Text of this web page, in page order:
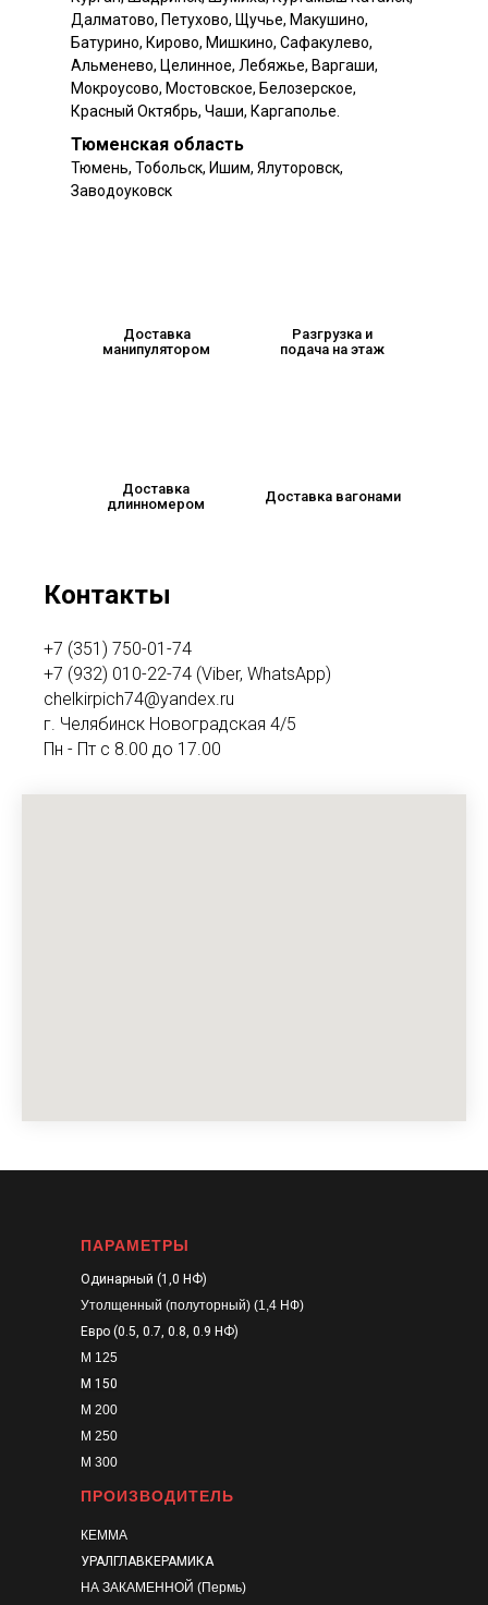
Тюменская область
Далматово, Петухово, Щучье, Макушино,
Батурино, Кирово, Мишкино, Сафакулево,
Альменево, Целинное, Лебяжье, Варгаши,
Мокроусово, Мостовское, Белозерское,
Красный Октябрь, Чаши, Каргаполье.
Тюмень, Тобольск, Ишим, Ялуторовск,
Заводоуковск
Доставка
манипулятором
Доставка
длинномером
Разгрузка и
подача на этаж
Доставка вагонами
Контакты
+7 (351) 750-01-74
+7 (932) 010-22-74 (Viber, WhatsApp)
chelkirpich74@yandex.ru
г. Челябинск Новоградская 4/5
Пн - Пт с 8.00 до 17.00
ПАРАМЕТРЫ
Одинарный (1,0 НФ)
Утолщенный (полуторный) (1,4 НФ)
Евро (0.5, 0.7, 0.8, 0.9 НФ)
М 125
М 150
М 200
М 250
М 300
ПРОИЗВОДИТЕЛЬ
КЕММА
УРАЛГЛАВКЕРАМИКА
НА ЗАКАМЕННОЙ (Пермь)